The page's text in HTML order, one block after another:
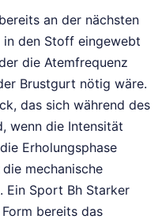
an der nächsten
in den Stoff eingewebt
die Atemfrequenz
Brustgurt nötig wäre.
das sich während des
wenn die Intensität
Erholungsphase
mechanische
Ein Sport Bh Starker
bereits das